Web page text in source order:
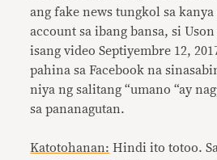
ang fake news tungkol sa kanya
account sa ibang bansa, si
isang video Septiyembre 12,
pahina sa Facebook na
niya ng salitang “umano “ay
sa pananagutan.
Katotohanan: Hindi ito totoo.